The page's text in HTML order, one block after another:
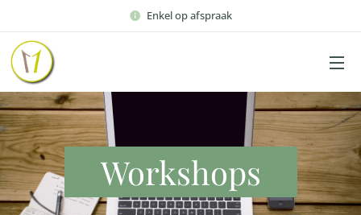
Enkel op afspraak
Workshops